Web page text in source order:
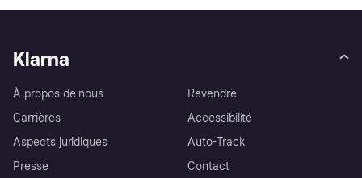
Klarna
À propos de nous
Carrières
Aspects juridiques
Presse
Revendre
Accessibilité
Auto-Track
Contact